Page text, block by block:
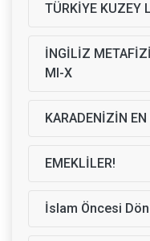
TÜRKİYE KUZEY
İNGİLİZ
MI-X
KARADENİZİN
EMEKLİLER!
İslam Öncesi